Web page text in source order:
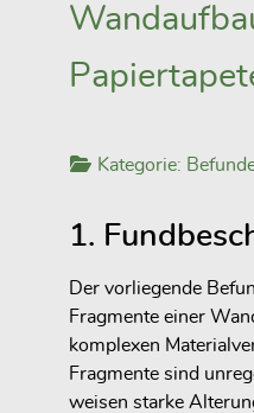
Kategorie:
1.
Der vorliegende
Fragmente einer
komplexen
Fragmente sind
weisen starke